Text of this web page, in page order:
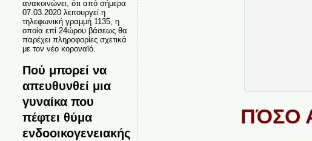
ανακοινώνει, ότι από σήμερα
07.03.2020 λειτουργεί η
τηλεφωνική γραμμή 1135, η
οποία επί 24ώρου βάσεως θα
παρέχει πληροφορίες σχετικά
με τον νέο κοροναϊό.
Πού μπορεί να
απευθυνθεί μια
γυναίκα που
πέφτει θύμα
ενδοοικογενειακής
ΠΌΣΟ